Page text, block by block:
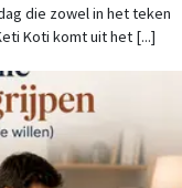
die zowel in het teken
Koti komt uit het [...]